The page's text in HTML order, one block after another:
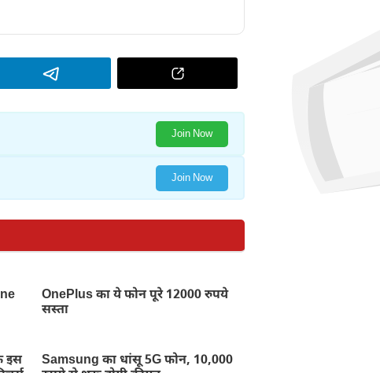
Join Now
Join Now
OnePlus का ये फोन पूरे 12000 रुपये
सस्ता
इस
Samsung का धांसू 5G फोन, 10,000